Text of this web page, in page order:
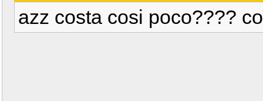
azz costa cosi poco????